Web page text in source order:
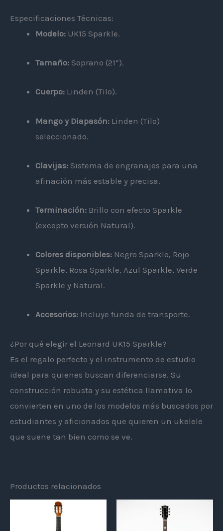
Especificaciones Técnicas:
Modelo: UK15 Sparkle.
Tamaño: Soprano (21”).
Cuerpo: Linden (Tilo).
Mango y Diapasón: Linden (Tilo)
seleccionado.
Clavijas: Sistema de engranajes para una
afinación más estable y precisa.
Terminación: Brillo con efecto Sparkle
(excepto versión Natural).
Colores disponibles: Negro Sparkle, Rojo
Sparkle, Rosa Sparkle, Azul Sparkle, Verde
Sparkle y Natural.
Accesorios: Incluye funda de transporte.
¿Por qué elegir el Leonard UK15 Sparkle?
Es el regalo perfecto y el instrumento de estudio
ideal para quienes buscan diferenciarse. Su
construcción robusta y su estética llamativa lo
convierten en uno de los modelos más buscados por
estudiantes y aficionados que quieren un ukelele
que suene tan bien como se ve.
Productos relacionados